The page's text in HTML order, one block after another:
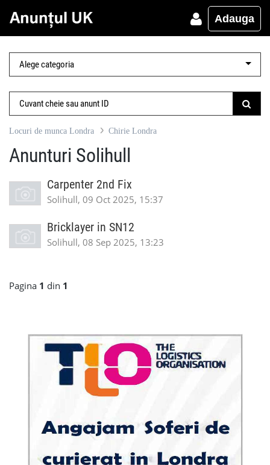
Adauga
Locuri de munca Londra Chirie Londra
Anunturi Solihull
Carpenter 2nd Fix
Solihull, 09 Oct 2025, 15:37
Bricklayer in SN12
Solihull, 08 Sep 2025, 13:23
Pagina 1 din 1